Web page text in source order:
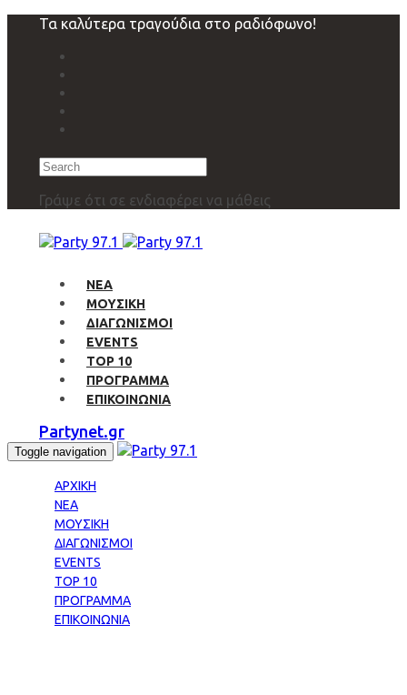
navigation
Τα καλύτερα τραγούδια στο ραδιόφωνο!
Search
Γράψε ότι σε ενδιαφέρει να μάθεις
ΝΕΑ
ΜΟΥΣΙΚΗ
ΔΙΑΓΩΝΙΣΜΟΙ
EVENTS
TOP 10
ΠΡΟΓΡΑΜΜΑ
ΕΠΙΚΟΙΝΩΝΙΑ
Partynet.gr
Toggle navigation
ΑΡΧΙΚΗ
ΝΕΑ
ΜΟΥΣΙΚΗ
ΔΙΑΓΩΝΙΣΜΟΙ
EVENTS
TOP 10
ΠΡΟΓΡΑΜΜΑ
ΕΠΙΚΟΙΝΩΝΙΑ